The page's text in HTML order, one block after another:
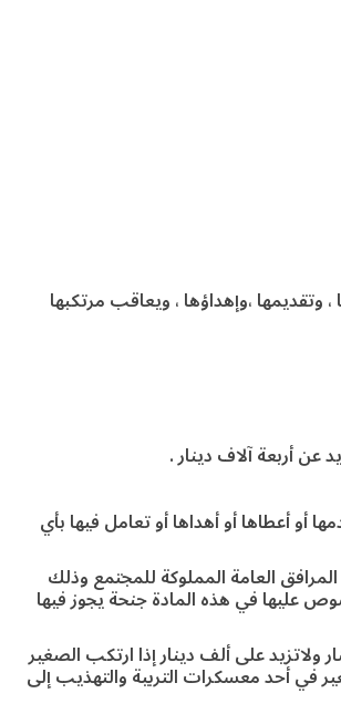
وتقديمها ،وإهداؤها ، ويعاقب مرتكبها
أربعة آلاف دينار .
أو أعطاها أو أهداها أو تعامل فيها بأي
العامة المملوكة للمجتمع وذلك
عليها في هذه المادة جنحة يجوز فيها
على ألف دينار إذا ارتكب الصغير
في أحد معسكرات التربية والتهذيب إلى